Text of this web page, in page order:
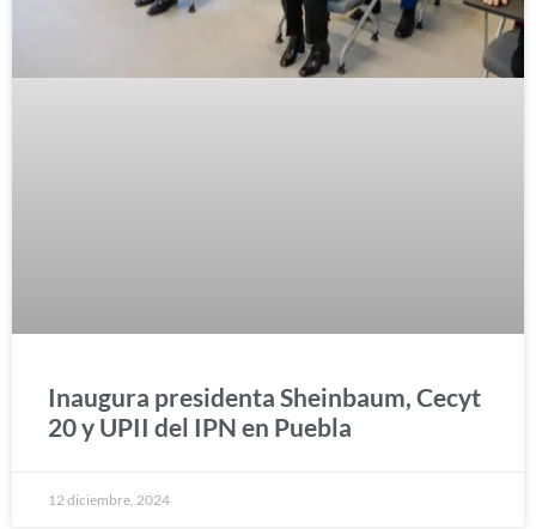
Inaugura presidenta Sheinbaum, Cecyt
20 y UPII del IPN en Puebla
12 diciembre, 2024